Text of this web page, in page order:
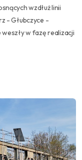
wzdłuż linii
- Głubczyce -
weszły w fazę realizacji